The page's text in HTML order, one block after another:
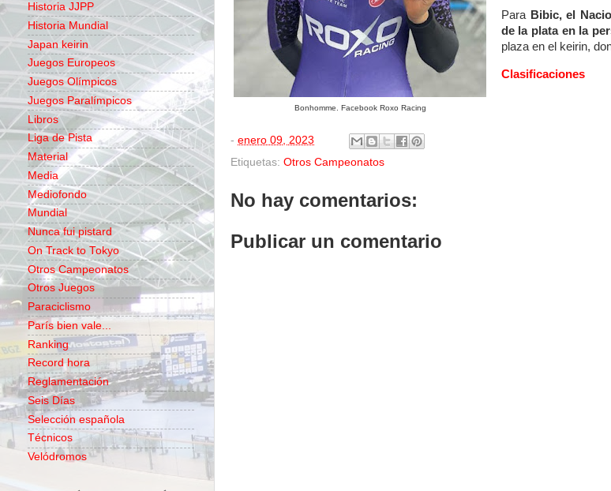
Bonhomme. Facebook Roxo Racing
Para Bibic, el
de la plata en la
plaza en el keirin,
Clasificaciones
- enero 09, 2023
Etiquetas: Otros Campeonatos
No hay comentarios:
Publicar un comentario
Historia JJPP
Historia Mundial
Japan keirin
Juegos Europeos
Juegos Olímpicos
Juegos Paralímpicos
Libros
Liga de Pista
Material
Media
Mediofondo
Mundial
Nunca fui pistard
On Track to Tokyo
Otros Campeonatos
Otros Juegos
Paraciclismo
París bien vale...
Ranking
Record hora
Reglamentación
Seis Días
Selección española
Técnicos
Velódromos